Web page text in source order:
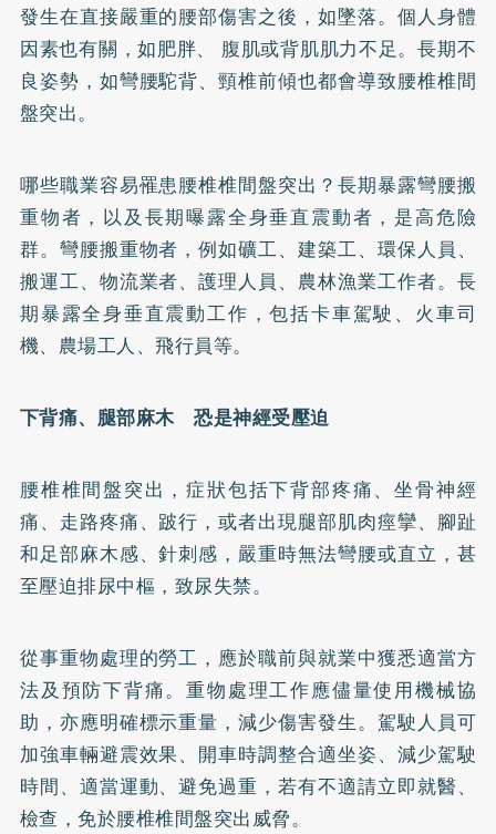
發生在直接嚴重的腰部傷害之後，如墜落。個人身體
因素也有關，如肥胖、 腹肌或背肌肌力不足。長期不
良姿勢，如彎腰駝背、頸椎前傾也都會導致腰椎椎間
盤突出。
哪些職業容易罹患腰椎椎間盤突出？長期暴露彎腰搬
重物者，以及長期曝露全身垂直震動者，是高危險
群。彎腰搬重物者，例如礦工、建築工、環保人員、
搬運工、物流業者、護理人員、農林漁業工作者。長
期暴露全身垂直震動工作，包括卡車駕駛、火車司
機、農場工人、飛行員等。
下背痛、腿部麻木 恐是神經受壓迫
腰椎椎間盤突出，症狀包括下背部疼痛、坐骨神經
痛、走路疼痛、跛行，或者出現腿部肌肉痙攣、腳趾
和足部麻木感、針刺感，嚴重時無法彎腰或直立，甚
至壓迫排尿中樞，致尿失禁。
從事重物處理的勞工，應於職前與就業中獲悉適當方
法及預防下背痛。重物處理工作應儘量使用機械協
助，亦應明確標示重量，減少傷害發生。駕駛人員可
加強車輛避震效果、開車時調整合適坐姿、減少駕駛
時間、適當運動、避免過重，若有不適請立即就醫、
檢查，免於腰椎椎間盤突出威脅。